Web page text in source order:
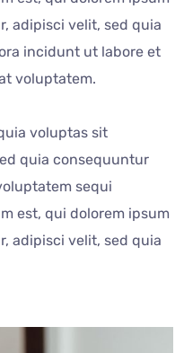
adipisci velit, sed quia
incidunt ut labore et
voluptatem.
voluptas sit
quia consequuntur
sequi
est, qui dolorem ipsum
adipisci velit, sed quia